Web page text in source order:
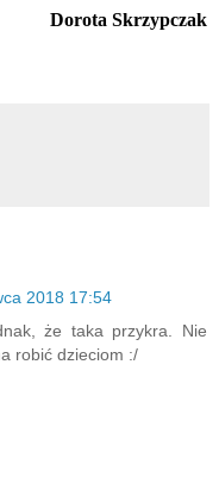
Dorota Skrzypczak
2018 17:54
że taka przykra. Nie
robić dzieciom :/